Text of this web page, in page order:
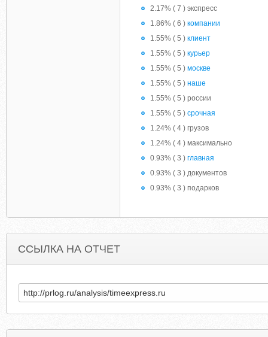
2.17% ( 7 ) экспресс
1.86% ( 6 ) компании
1.55% ( 5 ) клиент
1.55% ( 5 ) курьер
1.55% ( 5 ) москве
1.55% ( 5 ) наше
1.55% ( 5 ) россии
1.55% ( 5 ) срочная
1.24% ( 4 ) грузов
1.24% ( 4 ) максимально
0.93% ( 3 ) главная
0.93% ( 3 ) документов
0.93% ( 3 ) подарков
ССЫЛКА НА ОТЧЕТ